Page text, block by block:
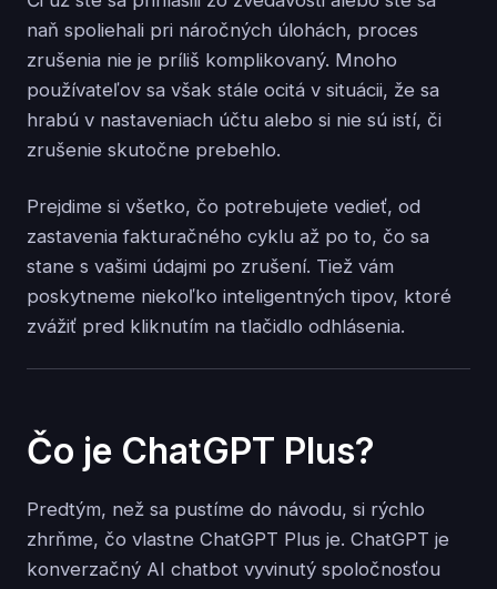
naň spoliehali pri náročných úlohách, proces
zrušenia nie je príliš komplikovaný. Mnoho
používateľov sa však stále ocitá v situácii, že sa
hrabú v nastaveniach účtu alebo si nie sú istí, či
zrušenie skutočne prebehlo.
Prejdime si všetko, čo potrebujete vedieť, od
zastavenia fakturačného cyklu až po to, čo sa
stane s vašimi údajmi po zrušení. Tiež vám
poskytneme niekoľko inteligentných tipov, ktoré
zvážiť pred kliknutím na tlačidlo odhlásenia.
Čo je ChatGPT Plus?
Predtým, než sa pustíme do návodu, si rýchlo
zhrňme, čo vlastne ChatGPT Plus je. ChatGPT je
konverzačný AI chatbot vyvinutý spoločnosťou